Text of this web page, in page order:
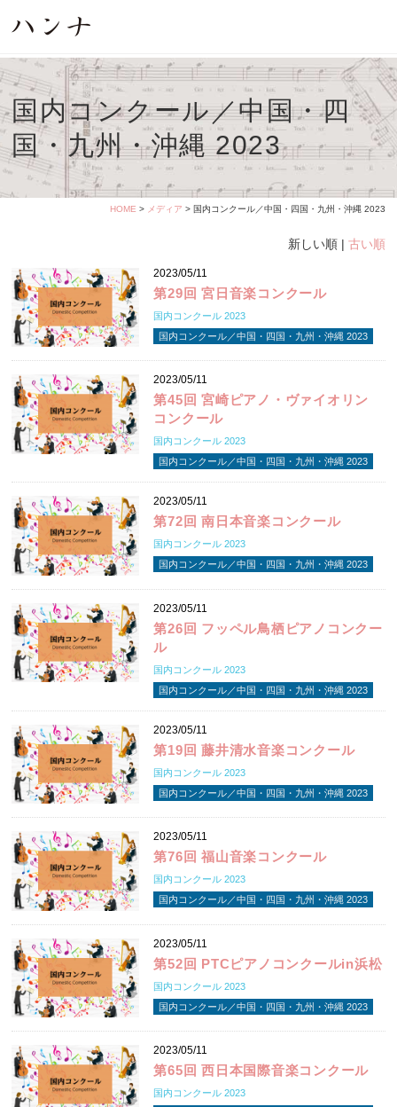
国内コンクール／中国・四
国・九州・沖縄 2023
HOME > メディア > 国内コンクール／中国・四国・九州・沖縄 2023
新しい順 | 古い順
2023/05/11
第29回 宮日音楽コンクール
国内コンクール 2023
国内コンクール／中国・四国・九州・沖縄 2023
2023/05/11
第45回 宮崎ピアノ・ヴァイオリン
コンクール
国内コンクール 2023
国内コンクール／中国・四国・九州・沖縄 2023
2023/05/11
第72回 南日本音楽コンクール
国内コンクール 2023
国内コンクール／中国・四国・九州・沖縄 2023
2023/05/11
第26回 フッペル鳥栖ピアノコンクー
ル
国内コンクール 2023
国内コンクール／中国・四国・九州・沖縄 2023
2023/05/11
第19回 藤井清水音楽コンクール
国内コンクール 2023
国内コンクール／中国・四国・九州・沖縄 2023
2023/05/11
第76回 福山音楽コンクール
国内コンクール 2023
国内コンクール／中国・四国・九州・沖縄 2023
2023/05/11
第52回 PTCピアノコンクールin浜松
国内コンクール 2023
国内コンクール／中国・四国・九州・沖縄 2023
2023/05/11
第65回 西日本国際音楽コンクール
国内コンクール 2023